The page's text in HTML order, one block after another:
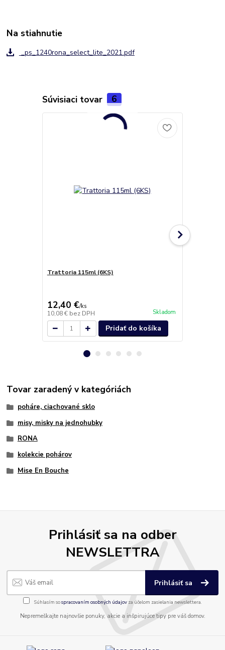
Na stiahnutie
_ps_1240rona_select_lite_2021.pdf
Súvisiaci tovar 6
Trattoria 115ml (6KS)
12,40 €/ks
10,08 € bez DPH Skladom
Pridať do košíka
Tovar zaradený v kategóriách
poháre, ciachované sklo
misy, misky na jednohubky
RONA
kolekcie pohárov
Mise En Bouche
Prihlásiť sa na odber
NEWSLETTRA
Prihlásiť sa
Súhlasím sospracovaním osobných údajov za účelom zasielania newslettera.
Nepremeškajte najnovšie ponuky, akcie a inšpirujúce tipy pre váš domov.